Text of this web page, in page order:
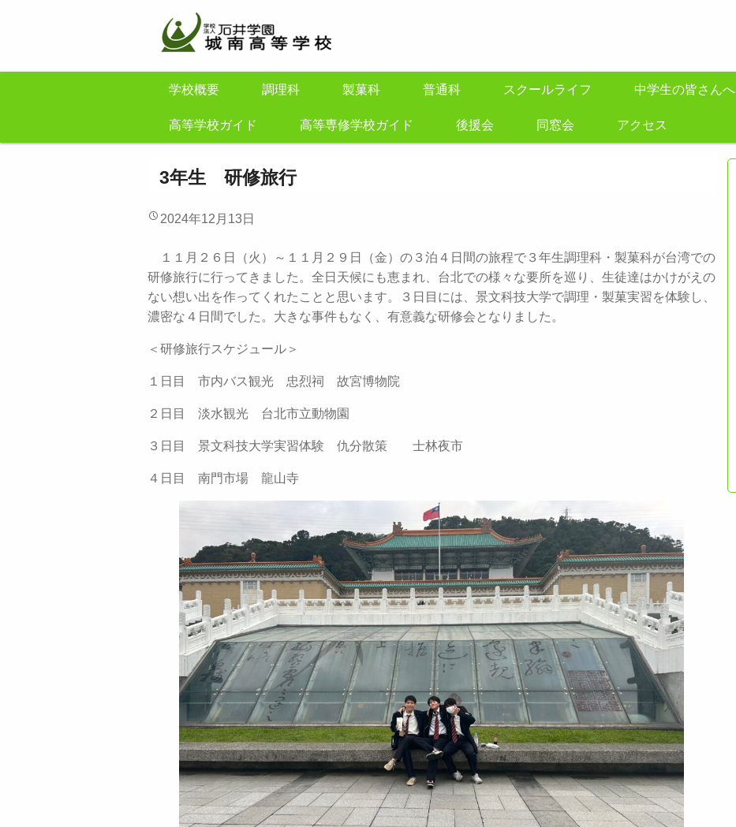
学校概要 調理科 製菓科 普通科 スクールライフ 中学生の皆さんへ
高等学校ガイド 高等専修学校ガイド 後援会 同窓会 アクセス
3年生 研修旅行
2024年12月13日
１１月２６日（火）～１１月２９日（金）の３泊４日間の旅程で３年生調理科・製菓科が台湾での
研修旅行に行ってきました。全日天候にも恵まれ、台北での様々な要所を巡り、生徒達はかけがえの
ない想い出を作ってくれたことと思います。３日目には、景文科技大学で調理・製菓実習を体験し、
濃密な４日間でした。大きな事件もなく、有意義な研修会となりました。
＜研修旅行スケジュール＞
１日目 市内バス観光 忠烈祠 故宮博物院
２日目 淡水観光 台北市立動物園
３日目 景文科技大学実習体験 仇分散策 士林夜市
４日目 南門市場 龍山寺